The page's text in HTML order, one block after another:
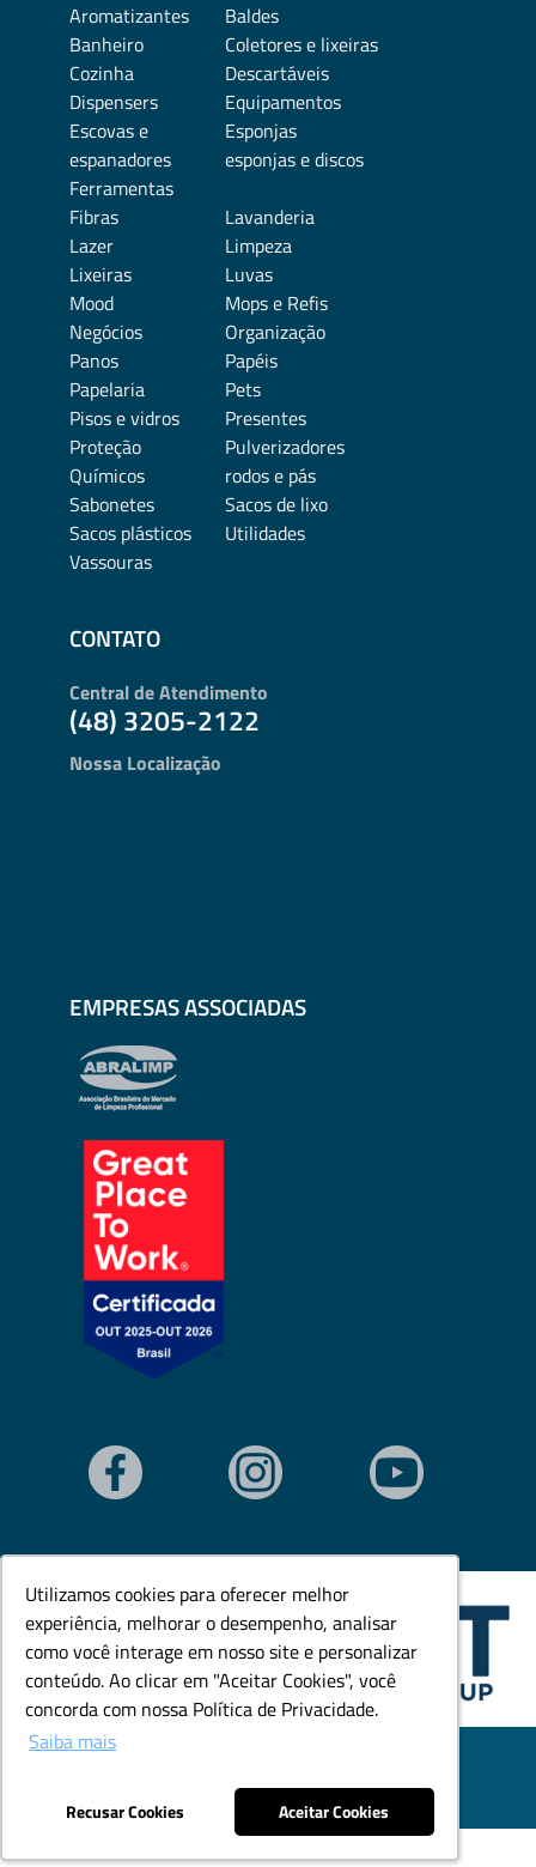
Utilizamos cookies para oferecer melhor
experiência, melhorar o desempenho, analisar
como você interage em nosso site e personalizar
conteúdo. Ao clicar em "Aceitar Cookies", você
concorda com nossa Política de Privacidade.
Saiba mais
Recusar Cookies Aceitar Cookies
Utilizamos cookies para oferecer melhor
experiência, melhorar o desempenho, analisar
como você interage em nosso site e personalizar
conteúdo. Ao clicar em "Aceitar Cookies", você
concorda com nossa Política de Privacidade.
Saiba mais
Recusar Cookies Aceitar Cookies
Aromatizantes
Baldes
Banheiro
Coletores e lixeiras
Cozinha
Descartáveis
Dispensers
Equipamentos
Escovas e
espanadores
Esponjas
esponjas e discos
Ferramentas
Fibras
Lavanderia
Lazer
Limpeza
Lixeiras
Luvas
Mood
Mops e Refis
Negócios
Organização
Panos
Papéis
Papelaria
Pets
Pisos e vidros
Presentes
Proteção
Pulverizadores
Químicos
rodos e pás
Sabonetes
Sacos de lixo
Sacos plásticos
Utilidades
Vassouras
CONTATO
Central de Atendimento
(48) 3205-2122
Nossa Localização
EMPRESAS ASSOCIADAS
© Todos os direitos reservados. Goedert Ltda - CNPJ:
Desenvolvido por: Área Local